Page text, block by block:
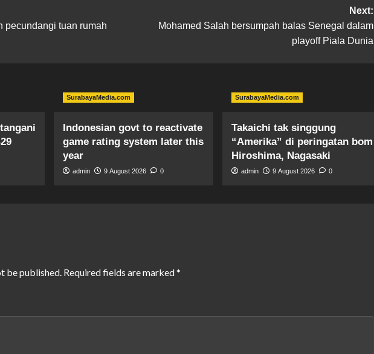
pecundangi tuan rumah
Next:
Mohamed Salah bersumpah balas Senegal dalam
playoff Piala Dunia
SurabayaMedia.com
Indonesian govt to reactivate
game rating system later this
year
admin 9 August 2026 0
SurabayaMedia.com
Takaichi tak singgung
“Amerika” di peringatan bom
Hiroshima, Nagasaki
admin 9 August 2026 0
be published. Required fields are marked*